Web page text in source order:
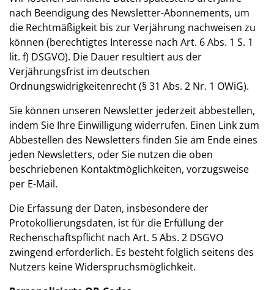
nach Beendigung des Newsletter-Abonnements, um
die Rechtmäßigkeit bis zur Verjährung nachweisen zu
können (berechtigtes Interesse nach Art. 6 Abs. 1 S. 1
lit. f) DSGVO). Die Dauer resultiert aus der
Verjährungsfrist im deutschen
Ordnungswidrigkeitenrecht (§ 31 Abs. 2 Nr. 1 OWiG).
Sie können unseren Newsletter jederzeit abbestellen,
indem Sie Ihre Einwilligung widerrufen. Einen Link zum
Abbestellen des Newsletters finden Sie am Ende eines
jeden Newsletters, oder Sie nutzen die oben
beschriebenen Kontaktmöglichkeiten, vorzugsweise
per E-Mail.
Die Erfassung der Daten, insbesondere der
Protokollierungsdaten, ist für die Erfüllung der
Rechenschaftspflicht nach Art. 5 Abs. 2 DSGVO
zwingend erforderlich. Es besteht folglich seitens des
Nutzers keine Widerspruchsmöglichkeit.